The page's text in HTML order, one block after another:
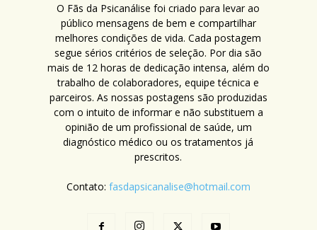
O Fãs da Psicanálise foi criado para levar ao
público mensagens de bem e compartilhar
melhores condições de vida. Cada postagem
segue sérios critérios de seleção. Por dia são
mais de 12 horas de dedicação intensa, além do
trabalho de colaboradores, equipe técnica e
parceiros. As nossas postagens são produzidas
com o intuito de informar e não substituem a
opinião de um profissional de saúde, um
diagnóstico médico ou os tratamentos já
prescritos.
Contato: fasdapsicanalise@hotmail.com